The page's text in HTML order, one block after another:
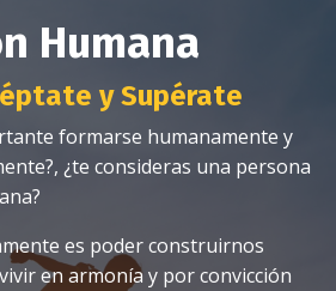
Humana
y Supérate
formarse humanamente y
¿te consideras una persona
es poder construirnos
en armonía y por convicción